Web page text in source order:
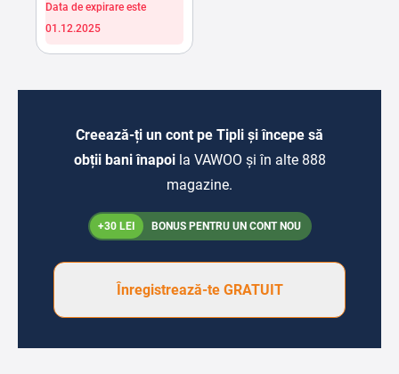
Data de expirare este
01.12.2025
Creează-ți un cont pe Tipli și începe să
obții bani înapoi la VAWOO și în alte 888
magazine.
+30 LEI BONUS PENTRU UN CONT NOU
Înregistrează-te GRATUIT